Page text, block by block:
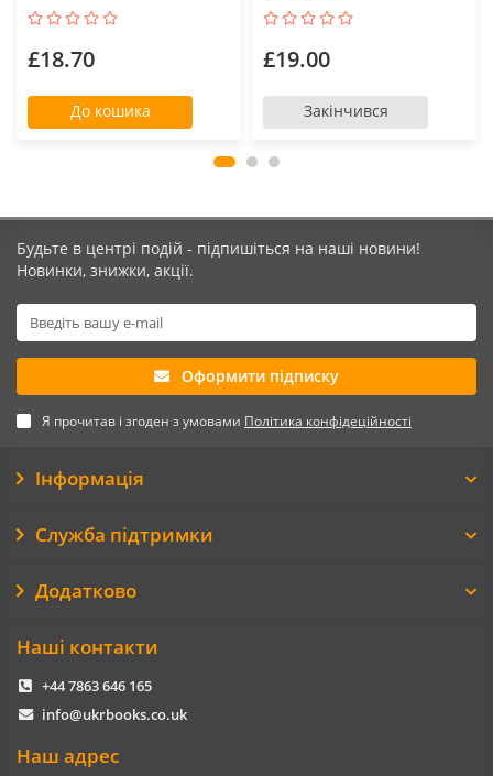
£18.70
До кошика
£19.00
Закінчився
Будьте в центрі подій - підпишіться на наші новини!
Новинки, знижки, акції.
Оформити підписку
Я прочитав і згоден з умовами Політика конфідеційності
Інформація
Служба підтримки
Додатково
Наші контакти
+44 7863 646 165
info@ukrbooks.co.uk
Наш адрес